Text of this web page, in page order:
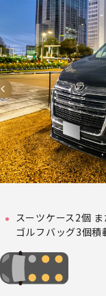
スーツケース2個 ま
ゴルフバッグ3個積